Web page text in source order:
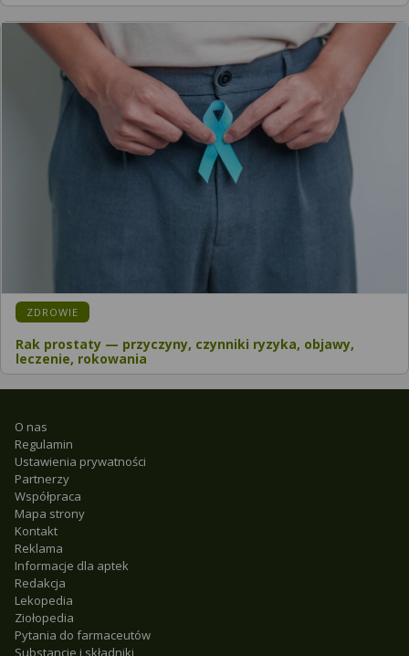
ZDROWIE
Rak prostaty — przyczyny, czynniki ryzyka, objawy,
leczenie, rokowania
O nas
Regulamin
Ustawienia prywatności
Partnerzy
Współpraca
Mapa strony
Kontakt
Reklama
Informacje dla aptek
Redakcja
Lekopedia
Ziołopedia
Pytania do farmaceutów
Substancje i składniki